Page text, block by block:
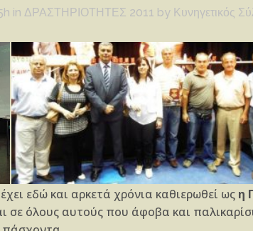
in ΔΡΑΣΤΗΡΙΟΤΗΤΕΣ 2011 by Κυνηγετικός
έχει εδώ και αρκετά χρόνια καθιερωθεί ως η
σε όλους αυτούς που άφοβα και